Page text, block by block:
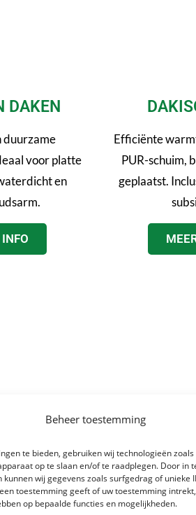
Beheer toestemming
te bieden, gebruiken wij technologieën
op te slaan en/of te raadplegen. Door in
kunnen wij gegevens zoals surfgedrag of unieke
toestemming geeft of uw toestemming
op bepaalde functies en mogelijkheden.
DAKEN
duurzame
voor platte
en
Efficiënte
PUR-schuim,
geplaatst.
DAKEN
trend in
stijlvolle
lichtgewicht en
Heeft de storm
gespaard? Wij
deskundig